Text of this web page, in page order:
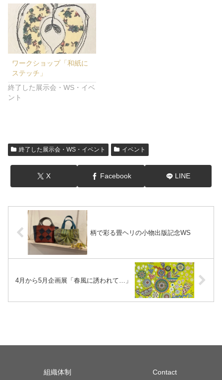
ワークショップ「和紙に
ステッチ」
終了した展示会・WS・イベ
ント
終了した展示会・WS・イベント イベント
X Facebook LINE
柄で彩る畳ヘリの小物出版記念WS
4月から5月企画展「春風に誘われて…」
組織体制 Contact